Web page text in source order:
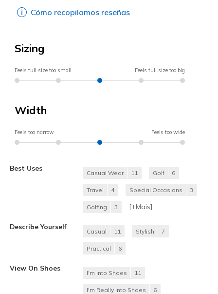
Cómo recopilamos reseñas
Sizing
Feels full size too small Feels full size too big
Width
Feels too narrow Feels too wide
Best Uses
Casual Wear 11 Golf 6
Travel 4 Special Occasions 3
Golfing 3 [+Mais]
Describe Yourself
Casual 11 Stylish 7
Practical 6
View On Shoes
I'm Into Shoes 11
I'm Really Into Shoes 6